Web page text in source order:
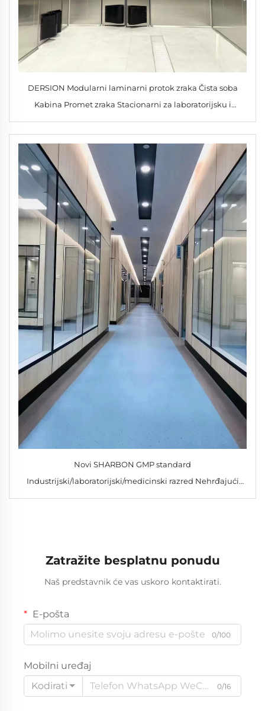
DERSION Modularni laminarni protok zraka Čista soba
Kabina Promet zraka Stacionarni za laboratorijsku i
industrijsku uporabu
Novi SHARBON GMP standard
Industrijski/laboratorijski/medicinski razred Nehrđajući
čelik i staklo Prozori čiste sobe
Zatražite besplatnu ponudu
Naš predstavnik će vas uskoro kontaktirati.
E-pošta
0/100
Mobilni uređaj
Kodirati
0/16